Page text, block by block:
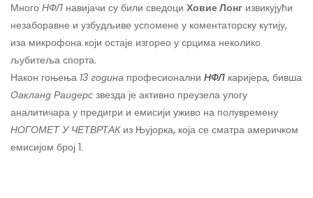
Много НФЛ навијачи су били сведоци Ховие Лонг извикујући
незаборавне и узбудљиве успомене у коментаторску кутију,
иза микрофона који остаје изгорео у срцима неколико
љубитеља спорта.
Након гоњења 13 година професионални НФЛ каријера, бивша
Оакланд Раидерс звезда је активно преузела улогу
аналитичара у предигри и емисији уживо на полувремену
НОГОМЕТ У ЧЕТВРТАКиз Њујорка, која се сматра америчком
емисијом број 1.